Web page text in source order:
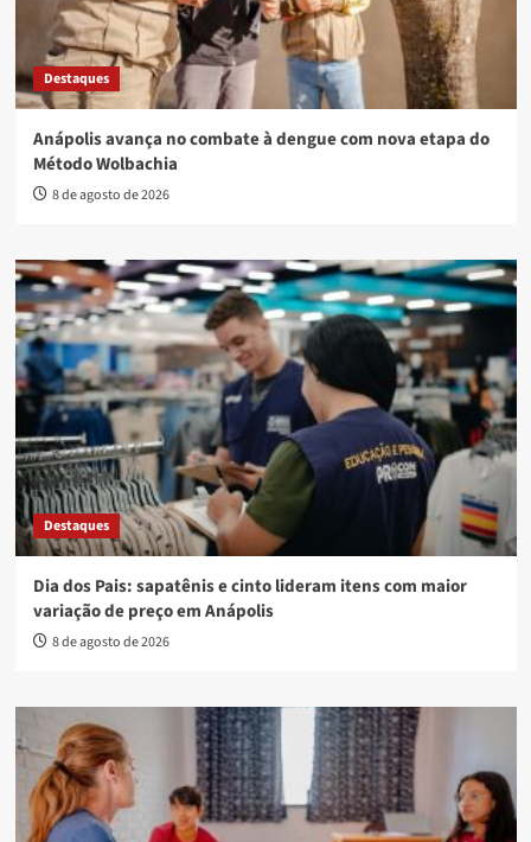
Destaques
Anápolis avança no combate à dengue com nova etapa do
Método Wolbachia
8 de agosto de 2026
Destaques
Dia dos Pais: sapatênis e cinto lideram itens com maior
variação de preço em Anápolis
8 de agosto de 2026